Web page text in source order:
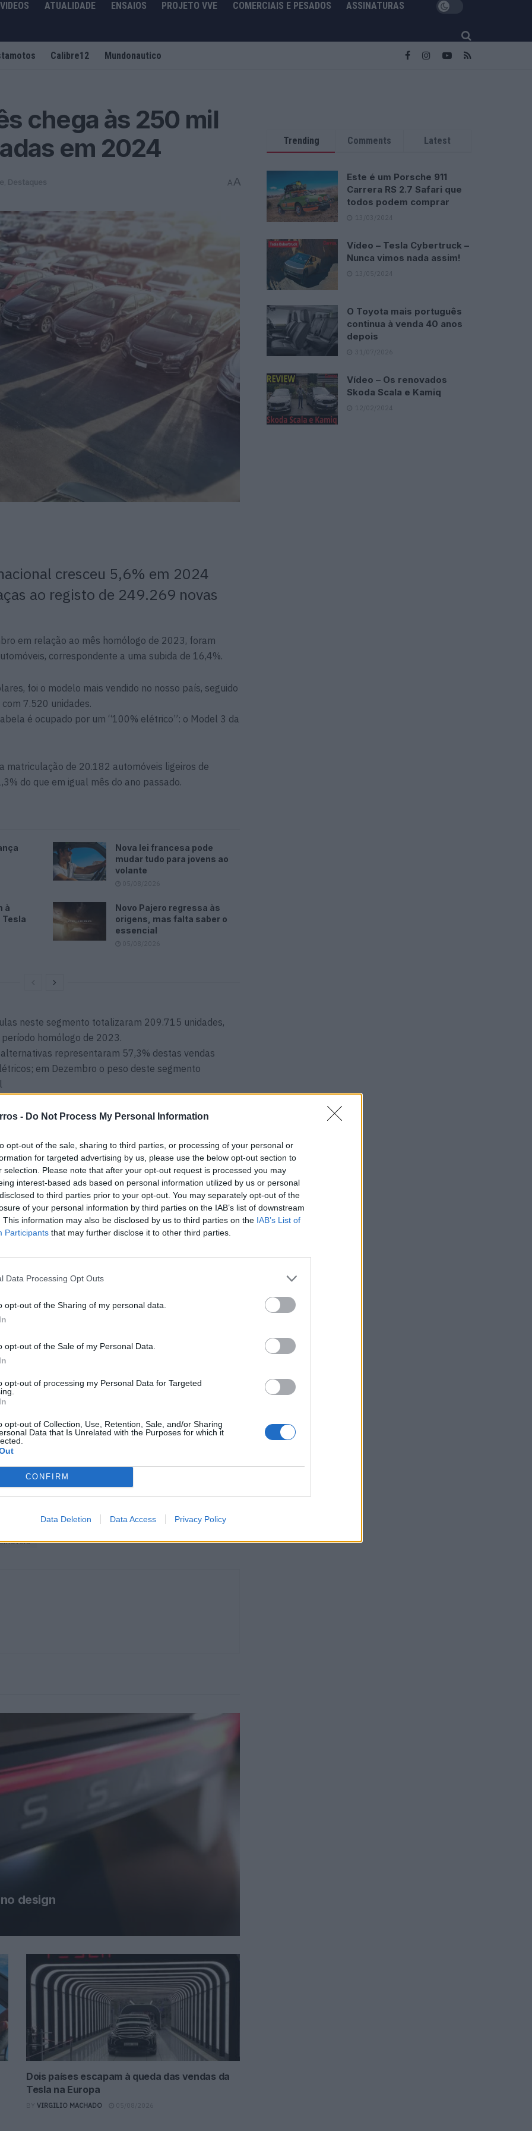
- Do Not Process My Personal Information
opt-out of the sale, sharing to third parties, or processing of your personal or
for targeted advertising by us, please use the below opt-out section to
selection. Please note that after your opt-out request is processed you may
interest-based ads based on personal information utilized by us or personal
to third parties prior to your opt-out. You may separately opt-out of the
of your personal information by third parties on the IAB’s list of downstream
This information may also be disclosed by us to third parties on the IAB’s List of
Participants that may further disclose it to other third parties.
Data Processing Opt Outs
opt-out of the Sharing of my personal data.
opt-out of the Sale of my Personal Data.
opt-out of processing my Personal Data for Targeted
opt-out of Collection, Use, Retention, Sale, and/or Sharing
Data that Is Unrelated with the Purposes for which it
CONFIRM
Data Deletion Data Access Privacy Policy
VIDEOS ATUALIDADE ENSAIOS PROJETO VVE COMERCIAIS E PESADOS ASSINATURAS
Calibre12 Mundonautico
chega às 250 mil
em 2024
Destaques AA
cresceu 5,6% em 2024
ao registo de 249.269 novas
em relação ao mês homólogo de 2023, foram
correspondente a uma subida de 16,4%.
foi o modelo mais vendido no nosso país, seguido
7.520 unidades.
é ocupado por um “100% elétrico”: o Model 3 da
matriculação de 20.182 automóveis ligeiros de
do que em igual mês do ano passado.
Nova lei francesa pode
mudar tudo para jovens ao
volante
à
Tesla
Novo Pajero regressa às
origens, mas falta saber o
essencial
neste segmento totalizaram 209.715 unidades,
homólogo de 2023.
representaram 57,3% destas vendas
em Dezembro o peso deste segmento
último mês de 2024 verificou-se uma subida de
3.577 unidades matriculadas.
32.304 unidades, o que representou um
passado. No mercado de veículos pesados de
verificou-se uma queda de 45,9% cento em
sido comercializados 483 veículos.
as matrículas desta categoria totalizaram 7.250
a 2023.
ligeiros de turismo com uma quota de mercado
vendidas.
no segundo posto, com 16.649 automóveis, com o
com 16.214 exemplares.
Renault na quarta posição, com 15.118 unidades,
(11.740), Toyota (11.504), Tesla (9.760), Citroën
comando do mercado mantém-se nas mãos da
a Aston Martin a registar 61 novas matriculações.
Maserati a acumular 33, e a Lamborghini a vender
menos um desportivo; a Lotus matriculou seis
design
Dois países escapam à queda das vendas da
Tesla na Europa
BY VIRGILIO MACHADO
Trending Comments Latest
Este é um Porsche 911
Carrera RS 2.7 Safari que
todos podem comprar
13/03/2024
Vídeo – Tesla Cybertruck –
Nunca vimos nada assim!
13/05/2024
O Toyota mais português
continua à venda 40 anos
depois
31/07/2026
Vídeo – Os renovados
Skoda Scala e Kamiq
12/02/2024